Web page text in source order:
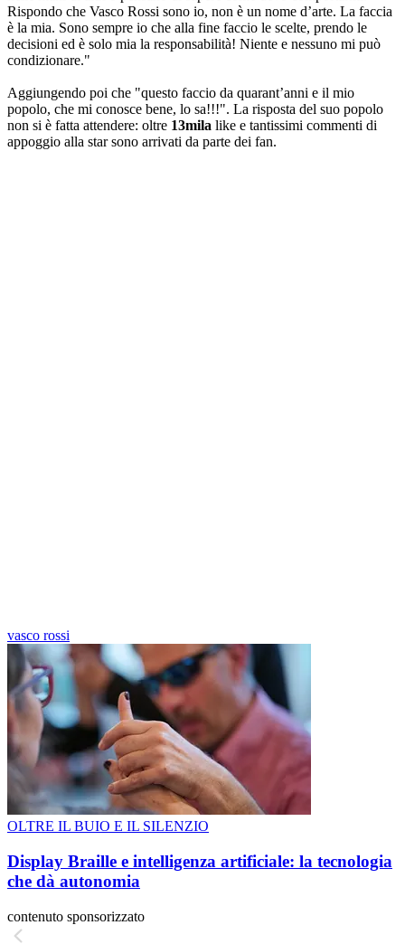
Rispondo che Vasco Rossi sono io, non è un nome d’arte. La faccia
è la mia. Sono sempre io che alla fine faccio le scelte, prendo le
decisioni ed è solo mia la responsabilità! Niente e nessuno mi può
condizionare."
Aggiungendo poi che "questo faccio da quarant’anni e il mio
popolo, che mi conosce bene, lo sa!!!". La risposta del suo popolo
non si è fatta attendere: oltre 13mila like e tantissimi commenti di
appoggio alla star sono arrivati da parte dei fan.
vasco rossi
OLTRE IL BUIO E IL SILENZIO
Display Braille e intelligenza artificiale: la tecnologia
che dà autonomia
contenuto sponsorizzato